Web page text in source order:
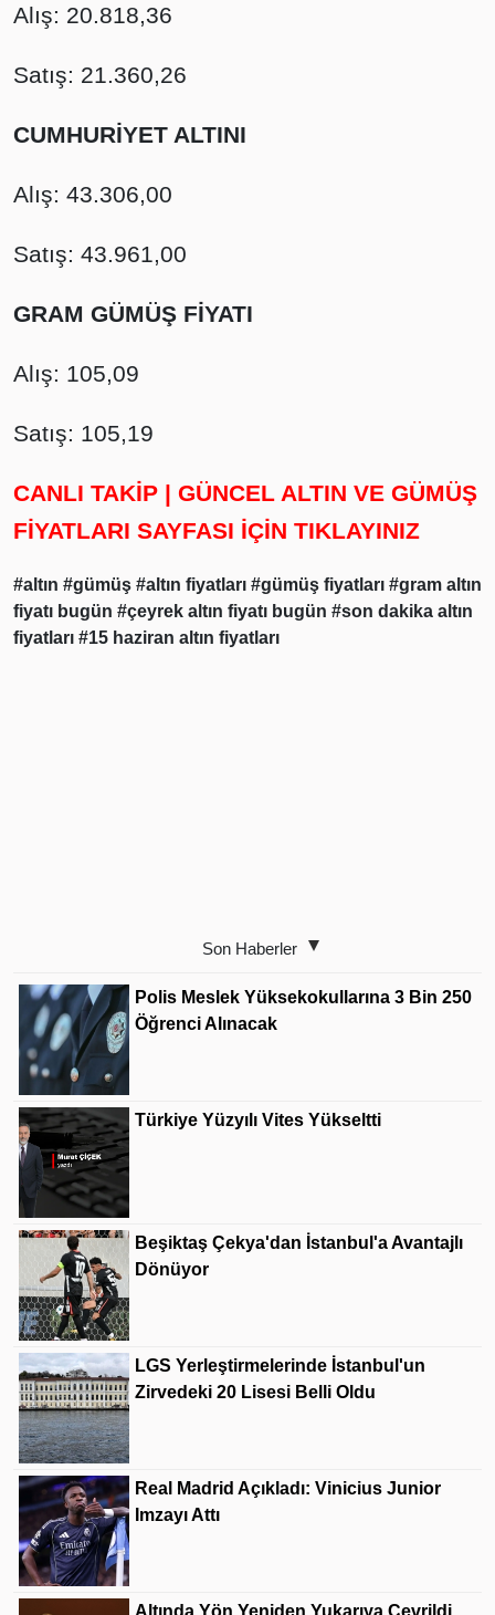
Alış: 20.818,36
Satış: 21.360,26
CUMHURİYET ALTINI
Alış: 43.306,00
Satış: 43.961,00
GRAM GÜMÜŞ FİYATI
Alış: 105,09
Satış: 105,19
CANLI TAKİP | GÜNCEL ALTIN VE GÜMÜŞ
FİYATLARI SAYFASI İÇİN TIKLAYINIZ
#altın #gümüş #altın fiyatları #gümüş fiyatları #gram altın
fiyatı bugün #çeyrek altın fiyatı bugün #son dakika altın
fiyatları #15 haziran altın fiyatları
Son Haberler
Polis Meslek Yüksekokullarına 3 Bin 250
Öğrenci Alınacak
Türkiye Yüzyılı Vites Yükseltti
Beşiktaş Çekya'dan İstanbul'a Avantajlı
Dönüyor
LGS Yerleştirmelerinde İstanbul'un
Zirvedeki 20 Lisesi Belli Oldu
Real Madrid Açıkladı: Vinicius Junior
Imzayı Attı
Altında Yön Yeniden Yukarıya Çevrildi